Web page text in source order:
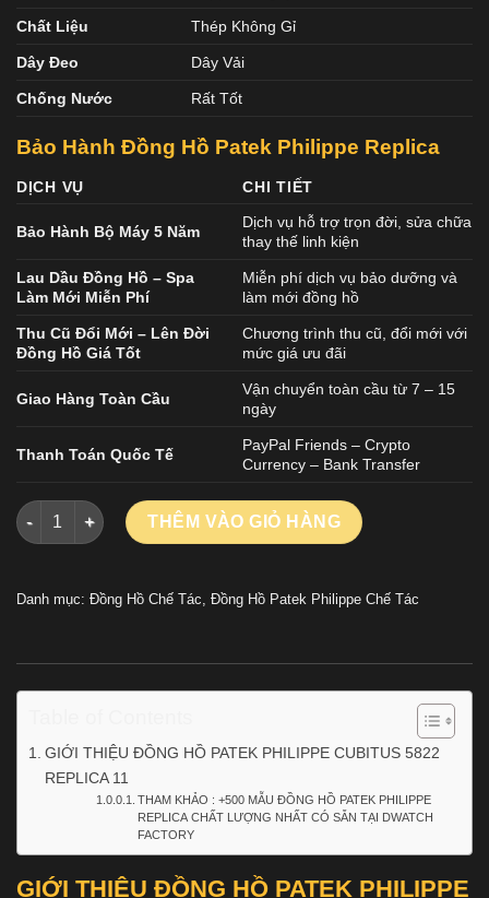
Chất Liệu Thép Không Gỉ
Dây Đeo Dây Vải
Chống Nước Rất Tốt
Bảo Hành Đồng Hồ Patek Philippe Replica
DỊCH VỤ CHI TIẾT
Bảo Hành Bộ Máy 5 Năm
Dịch vụ hỗ trợ trọn đời, sửa chữa
thay thế linh kiện
Lau Dầu Đồng Hồ – Spa
Làm Mới Miễn Phí
Miễn phí dịch vụ bảo dưỡng và
làm mới đồng hồ
Thu Cũ Đổi Mới – Lên Đời
Đồng Hồ Giá Tốt
Chương trình thu cũ, đổi mới với
mức giá ưu đãi
Giao Hàng Toàn Cầu
Vận chuyển toàn cầu từ 7 – 15
ngày
Thanh Toán Quốc Tế
PayPal Friends – Crypto
Currency – Bank Transfer
ĐỒNG HỒ PATEK PHILIPPE CUBITUS 5822 REPLICA 11 MẶT
THÊM VÀO GIỎ HÀNG
Danh mục: Đồng Hồ Chế Tác, Đồng Hồ Patek Philippe Chế Tác
GIỚI THIỆU ĐỒNG HỒ PATEK PHILIPPE CUBITUS 5822
REPLICA 11
THAM KHẢO : +500 MẪU ĐỒNG HỒ PATEK PHILIPPE
REPLICA CHẤT LƯỢNG NHẤT CÓ SẴN TẠI DWATCH
FACTORY
GIỚI THIỆU ĐỒNG HỒ PATEK PHILIPPE